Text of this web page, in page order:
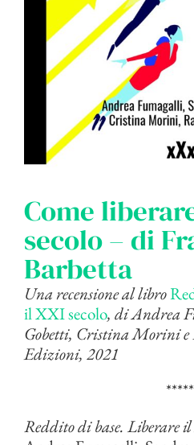
Come
secolo – di
Barbetta
Una recensione al libro
il XXI secolo, di Andrea
Gobetti, Cristina Morini e
Edizioni, 2021
*****
Reddito di base. Liberare